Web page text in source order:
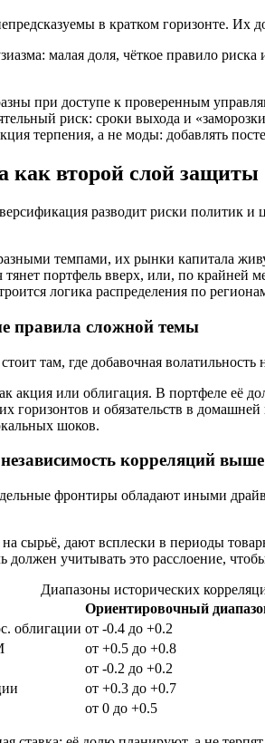
в кратком горизонте. Их
малая доля, чёткое правило
при доступе к проверенным
риск: сроки выхода и
терпения, а не моды: добавлять
как второй слой защиты
разводит риски политик
темпами, их рынки капитала
тянет портфель вверх, или, по
логика распределения по
правила сложной темы
там, где добавочная
акция или облигация. В портфеле её
горизонтов и обязательств в
шоков.
корреляций выше
фронтиры обладают иными
сырьё, дают всплески в периоды
учитывать это расслоение,
Диапазоны исторических
Ориентировочный
облигации от -0.4 до +0.2
от +0.5 до +0.8
от -0.2 до +0.2
от +0.3 до +0.7
от 0 до +0.5